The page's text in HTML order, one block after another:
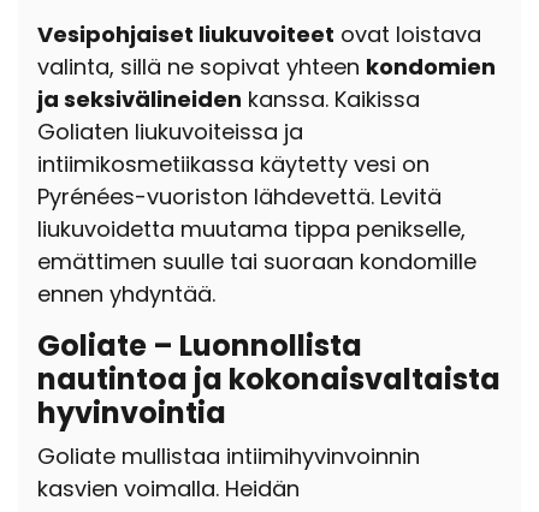
Vesipohjaiset liukuvoiteet ovat loistava
valinta, sillä ne sopivat yhteen kondomien
ja seksivälineiden kanssa. Kaikissa
Goliaten liukuvoiteissa ja
intiimikosmetiikassa käytetty vesi on
Pyrénées-vuoriston lähdevettä. Levitä
liukuvoidetta muutama tippa penikselle,
emättimen suulle tai suoraan kondomille
ennen yhdyntää.
Goliate – Luonnollista
nautintoa ja kokonaisvaltaista
hyvinvointia
Goliate mullistaa intiimihyvinvoinnin
kasvien voimalla. Heidän